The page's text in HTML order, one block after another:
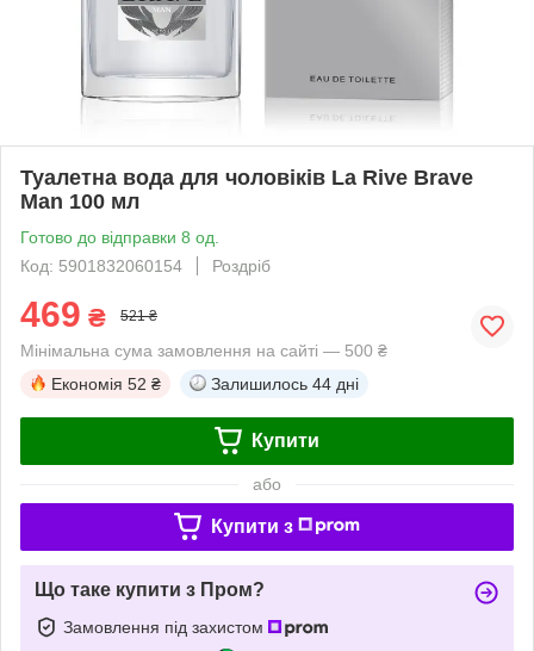
Туалетна вода для чоловіків La Rive Brave
Man 100 мл
Готово до відправки 8 од.
Код: 5901832060154
Роздріб
469 ₴ 521 ₴
Мінімальна сума замовлення на сайті — 500 ₴
Економія 52 ₴ Залишилось 44 дні
Купити
або
Купити з
Що таке купити з Пром?
Замовлення під захистом